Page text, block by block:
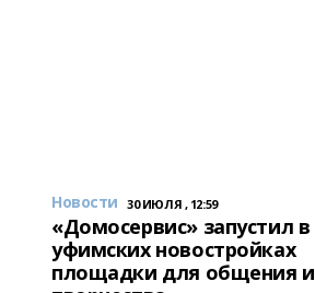
Новости 30 ИЮЛЯ , 12:59
«Домосервис» запустил в
уфимских новостройках
площадки для общения и